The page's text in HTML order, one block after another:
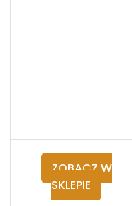
ZOBACZ W
SKLEPIE